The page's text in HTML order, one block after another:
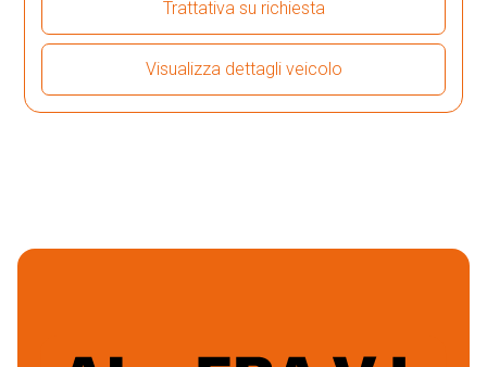
Trattativa su richiesta
Visualizza dettagli veicolo